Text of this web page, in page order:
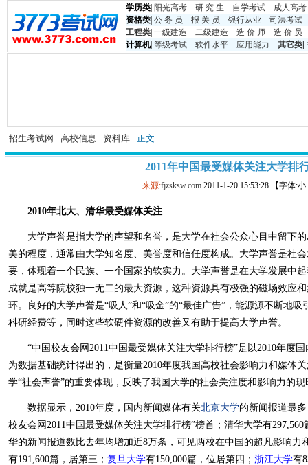
学历类 阳光高考 研 究 生 自学考试
成人高考
资格类 公 务 员 报 关 员 银行从业
司法考试
工程类 一级建造 二级建造 造 价 师
造 价 员
计算机| 等级考试 软件水平 应用能力 其它类
招生考试网 - 高校信息 - 资料库 - 正文
2011年中国最受媒体关注大学排
来源:fjzsksw.com 2011-1-20 15:53:28 【字体:
2010年北大、清华最受媒体关注
大学声誉是指大学的声望和名誉，是大学在社会公众心目中留下
美的程度，通常由大学知名度、美誉度和信任度构成。大学声誉是社
要，体现着一个民族、一个国家的软实力。大学声誉是在大学发展中
成就是高等院校独一无二的最大资源，这种资源具有极强的磁场效应
环。良好的大学声誉是“吸人”和“吸金”的“最佳广告”，能源源不断地
科研经费等，同时这些软硬件资源的改善又有助于提高大学声誉。
“中国校友会网2011中国最受媒体关注大学排行榜”是以2010年度
为数据基础统计得出的，是衡量2010年度我国高校社会影响力和媒体
学“社会声誉”的重要体现，反映了我国大学的社会关注度和影响力的现
数据显示，2010年度，国内新闻媒体有关北京大学的新闻报道最多
校友会网2011中国最受媒体关注大学排行榜”榜首； 清华大学有297,560
华的新闻报道数比去年均增加近8万条，可见两校在中国的超凡影响力
有191,600篇，居第三； 复旦大学有150,000篇，位居第四； 浙江大学有